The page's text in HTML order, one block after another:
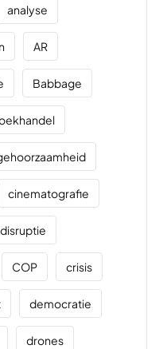
analyse
AR
Babbage
cinematografie
COP crisis
democratie
drones